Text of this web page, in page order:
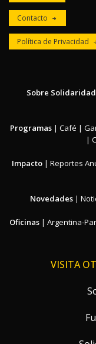
Contacto
Política de Privacidad
Sobre Solidaridad
Programas | Café |
|
Impacto | Reportes
Novedades|
Oficinas | Argentina-
VISITA